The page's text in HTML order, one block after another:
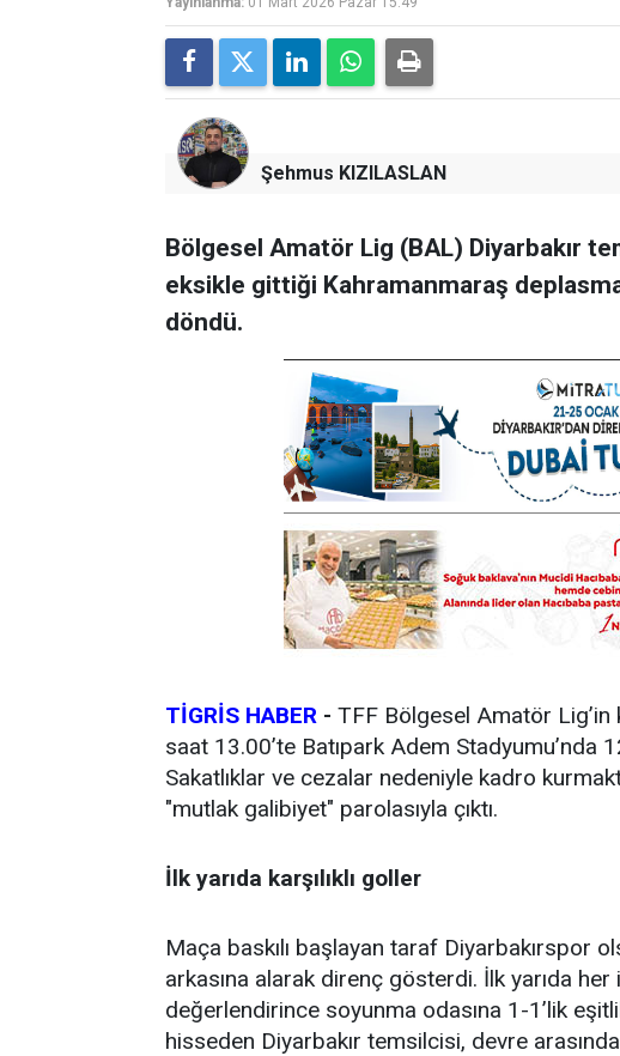
Şehmus KIZILASLAN
Bölgesel Amatör Lig (BAL) Diyarbakır
eksikle gittiği Kahramanmaraş
döndü.
TİGRİS HABER - TFF Bölgesel Amatör Lig’in
saat 13.00’te Batıpark Adem Stadyumu’nda
Sakatlıklar ve cezalar nedeniyle kadro
"mutlak galibiyet" parolasıyla çıktı.
İlk yarıda karşılıklı goller
Maça baskılı başlayan taraf Diyarbakırspor
arkasına alarak direnç gösterdi. İlk yarıda her
değerlendirince soyunma odasına 1-1’lik
hisseden Diyarbakır temsilcisi, devre